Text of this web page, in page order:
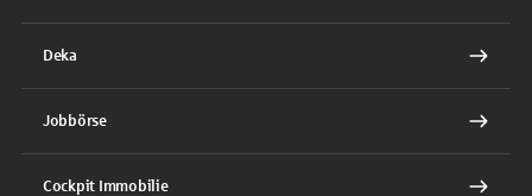
Deka
Jobbörse
Cockpit Immobilie